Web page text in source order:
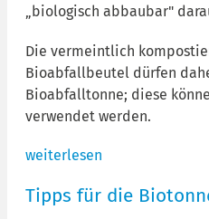
„biologisch abbaubar"
Die vermeintlich
Bioabfallbeutel dürfen
Bioabfalltonne; diese
verwendet werden.
weiterlesen
Tipps für die